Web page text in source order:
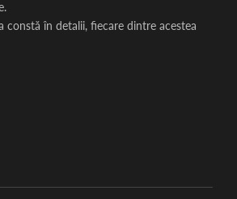
constă în detalii, fiecare dintre acestea